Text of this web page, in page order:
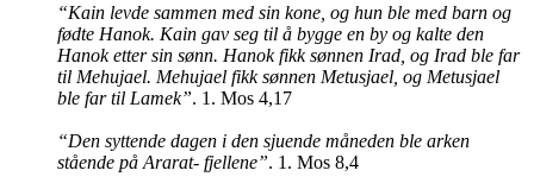
“Kain levde sammen med sin kone, og hun ble med barn og
fødte Hanok. Kain gav seg til å bygge en by og kalte den
Hanok etter sin sønn. Hanok fikk sønnen Irad, og Irad ble far
til Mehujael. Mehujael fikk sønnen Metusjael, og Metusjael
ble far til Lamek”. 1. Mos 4,17
“Den syttende dagen i den sjuende måneden ble arken
stående på Ararat- fjellene”. 1. Mos 8,4